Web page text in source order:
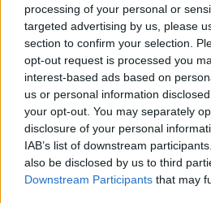
processing of your personal or
targeted advertising by us, please
section to confirm your selection.
opt-out request is processed you
interest-based ads based on
us or personal information
your opt-out. You may separately
disclosure of your personal
IAB’s list of downstream
also be disclosed by us to third
Downstream Participants that may
Τη σταθερή θέση της
διεξαγωγή τοπικού
ζήτημα της ΔΕΘ επανέλαβε ο
Θεσσαλονίκης, Στέλιος
επισημαίνοντας ότι η
μόνο εφόσον τηρηθούν
από τη νομοθεσία
υπογράμμισε ότι από την
ξεκαθαρίσει πως η δημοτική
05.03.2026 - 12.07